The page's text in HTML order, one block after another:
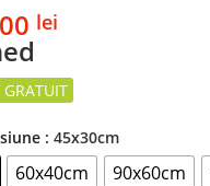
lei
: 45x30cm
60x40cm 90x60cm